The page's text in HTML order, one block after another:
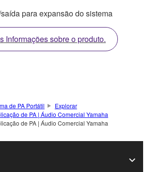
para expansão do sistema
Informações sobre o produto.
de PA Portátil
Explorar
de PA | Áudio Comercial Yamaha
de PA | Áudio Comercial Yamaha